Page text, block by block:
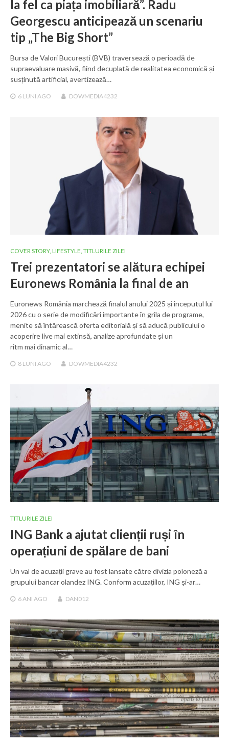
la fel ca piața imobiliară”. Radu
Georgescu anticipează un scenariu
tip „The Big Short”
Bursa de Valori București (BVB) traversează o perioadă de
supraevaluare masivă, fiind decuplată de realitatea economică și
susținută artificial, avertizează…
6 LUNI AGO DOWMEDIA4232
COVER STORY, LIFESTYLE, TITLURILE ZILEI
Trei prezentatori se alătura echipei
Euronews România la final de an
Euronews România marchează finalul anului 2025 și începutul lui
2026 cu o serie de modificări importante în grila de programe,
menite să întărească oferta editorială și să aducă publicului o
acoperire live mai extinsă, analize aprofundate și un
ritm mai dinamic al…
8 LUNI AGO DOWMEDIA4232
TITLURILE ZILEI
ING Bank a ajutat clienții ruși în
operațiuni de spălare de bani
Un val de acuzații grave au fost lansate către divizia poloneză a
grupului bancar olandez ING. Conform acuzațiilor, ING și-ar…
6 ANI AGO DAN012